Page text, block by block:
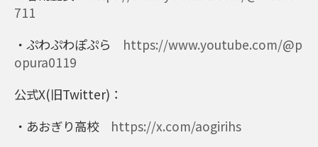
711
・ぷわぷわぽぷら https://www.youtube.com/@p
opura0119
公式X(旧Twitter)：
・あおぎり高校 https://x.com/aogirihs